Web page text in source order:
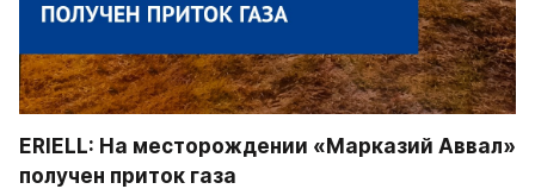
ERIELL: На месторождении «Марказий Аввал»
получен приток газа